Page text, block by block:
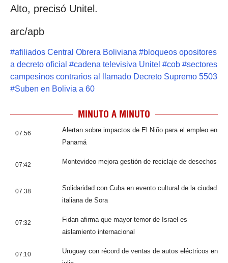
Alto, precisó Unitel.
arc/apb
#afiliados Central Obrera Boliviana #bloqueos opositores
a decreto oficial #cadena televisiva Unitel #cob #sectores
campesinos contrarios al llamado Decreto Supremo 5503
#Suben en Bolivia a 60
MINUTO A MINUTO
07:56
Alertan sobre impactos de El Niño para el empleo en
Panamá
07:42 Montevideo mejora gestión de reciclaje de desechos
07:38
Solidaridad con Cuba en evento cultural de la ciudad
italiana de Sora
07:32
Fidan afirma que mayor temor de Israel es
aislamiento internacional
07:10
Uruguay con récord de ventas de autos eléctricos en